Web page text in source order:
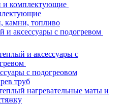
и комплектующие
камни, топливо
и аксессуары с подогревом
и аксессуары с
с подогреовом
труб
нагревательные маты и